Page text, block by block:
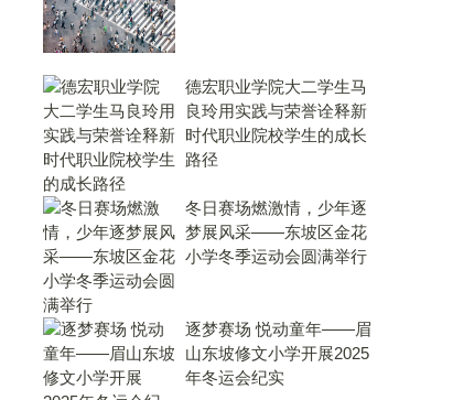
德宏职业学院大二学生马
良玲用实践与荣誉诠释新
时代职业院校学生的成长
路径
冬日赛场燃激情，少年逐
梦展风采——东坡区金花
小学冬季运动会圆满举行
逐梦赛场 悦动童年——眉
山东坡修文小学开展2025
年冬运会纪实